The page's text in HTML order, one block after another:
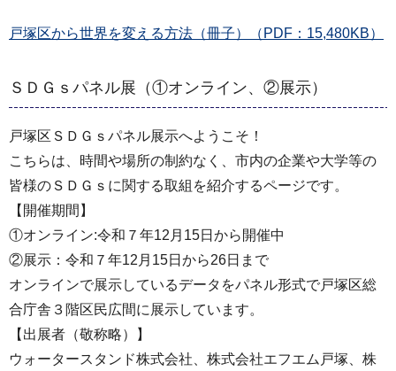
戸塚区から世界を変える方法（冊子）（PDF：15,480KB）
ＳＤＧｓパネル展（①オンライン、②展示）
戸塚区ＳＤＧｓパネル展示へようこそ！
こちらは、時間や場所の制約なく、市内の企業や大学等の
皆様のＳＤＧｓに関する取組を紹介するページです。
【開催期間】
①オンライン:令和７年12月15日から開催中
②展示：令和７年12月15日から26日まで
オンラインで展示しているデータをパネル形式で戸塚区総
合庁舎３階区民広間に展示しています。
【出展者（敬称略）】
ウォータースタンド株式会社、株式会社エフエム戸塚、株